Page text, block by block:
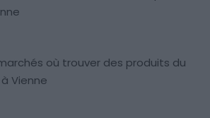
où trouver des produits du
Vienne